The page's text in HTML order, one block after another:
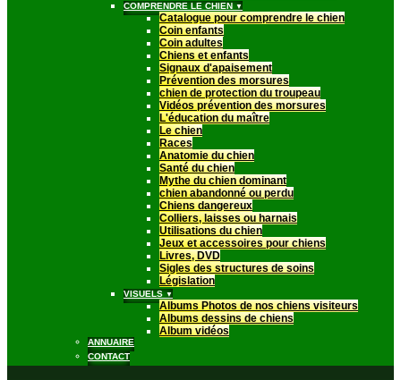
COMPRENDRE LE CHIEN▼
Catalogue pour comprendre le chien
Coin enfants
Coin adultes
Chiens et enfants
Signaux d'apaisement
Prévention des morsures
chien de protection du troupeau
Vidéos prévention des morsures
L'éducation du maître
Le chien
Races
Anatomie du chien
Santé du chien
Mythe du chien dominant
chien abandonné ou perdu
Chiens dangereux
Colliers, laisses ou harnais
Utilisations du chien
Jeux et accessoires pour chiens
Livres, DVD
Sigles des structures de soins
Législation
VISUELS▼
Albums Photos de nos chiens visiteurs
Albums dessins de chiens
Album vidéos
ANNUAIRE
CONTACT